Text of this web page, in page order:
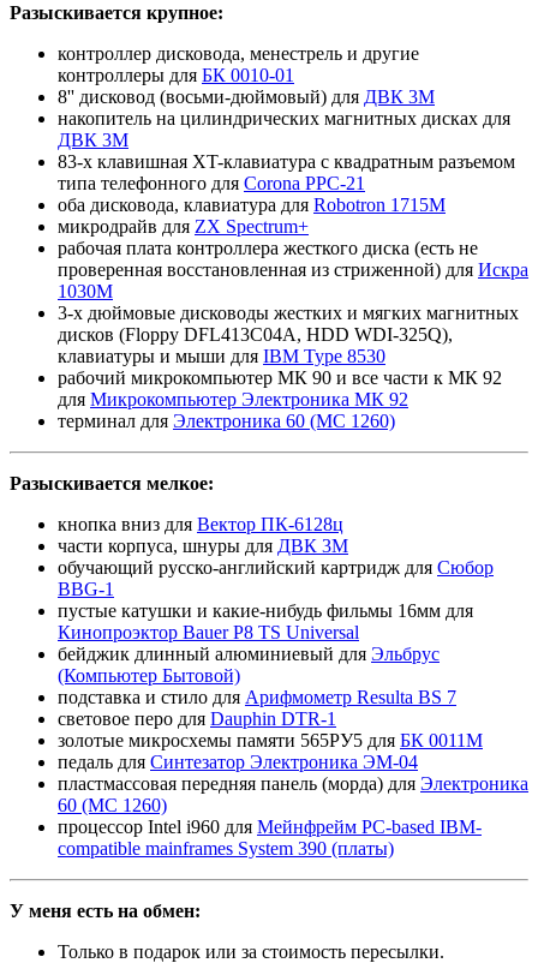
Разыскивается крупное:
контроллер дисковода, менестрель и другие
контроллеры для БК 0010-01
8'' дисковод (восьми-дюймовый) для ДВК 3М
накопитель на цилиндрических магнитных дисках для
ДВК 3М
83-х клавишная XT-клавиатура с квадратным разъемом
типа телефонного для Corona PPC-21
оба дисковода, клавиатура для Robotron 1715М
микродрайв для ZX Spectrum+
рабочая плата контроллера жесткого диска (есть не
проверенная восстановленная из стриженной) для Искра
1030М
3-х дюймовые дисководы жестких и мягких магнитных
дисков (Floppy DFL413C04A, HDD WDI-325Q),
клавиатуры и мыши для IBM Type 8530
рабочий микрокомпьютер МК 90 и все части к МК 92
для Микрокомпьютер Электроника МК 92
терминал для Электроника 60 (МС 1260)
Разыскивается мелкое:
кнопка вниз для Вектор ПК-6128ц
части корпуса, шнуры для ДВК 3М
обучающий русско-английский картридж для Сюбор
BBG-1
пустые катушки и какие-нибудь фильмы 16мм для
Кинопроэктор Bauer P8 TS Universal
бейджик длинный алюминиевый для Эльбрус
(Компьютер Бытовой)
подставка и стило для Арифмометр Resulta BS 7
световое перо для Dauphin DTR-1
золотые микросхемы памяти 565РУ5 для БК 0011М
педаль для Синтезатор Электроника ЭМ-04
пластмассовая передняя панель (морда) для Электроника
60 (МС 1260)
процессор Intel i960 для Мейнфрейм PC-based IBM-
compatible mainframes System 390 (платы)
У меня есть на обмен:
Только в подарок или за стоимость пересылки.